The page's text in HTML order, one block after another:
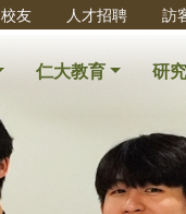
校友 人才招聘 訪
仁大教育 研